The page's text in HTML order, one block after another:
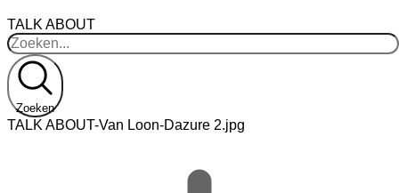
TALK ABOUT
Zoeken
TALK ABOUT-Van Loon-Dazure 2.jpg